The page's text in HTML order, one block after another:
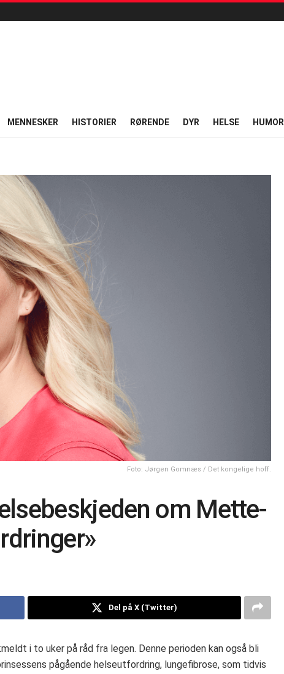
MENNESKER HISTORIER RØRENDE DYR HELSE HUMOR
Foto: Jørgen Gomnæs / Det kongelige hoff.
om Mette-
Del på X (Twitter)
i to uker på råd fra legen. Denne perioden kan også bli
pågående helseutfordring, lungefibrose, som tidvis